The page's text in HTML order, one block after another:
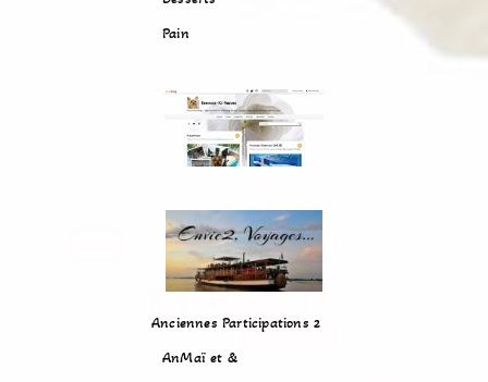
Pain
Anciennes Participations 2
AnMaï et &